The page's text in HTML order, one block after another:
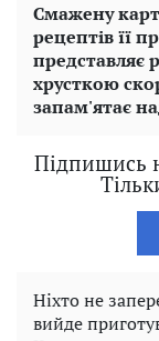
Смажену
рецептів її
представляє
хрусткою
запам'ятає
Підпишись
Ніхто не
вийде